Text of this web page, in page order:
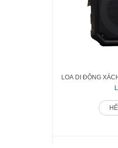
LOA DI ĐỘNG